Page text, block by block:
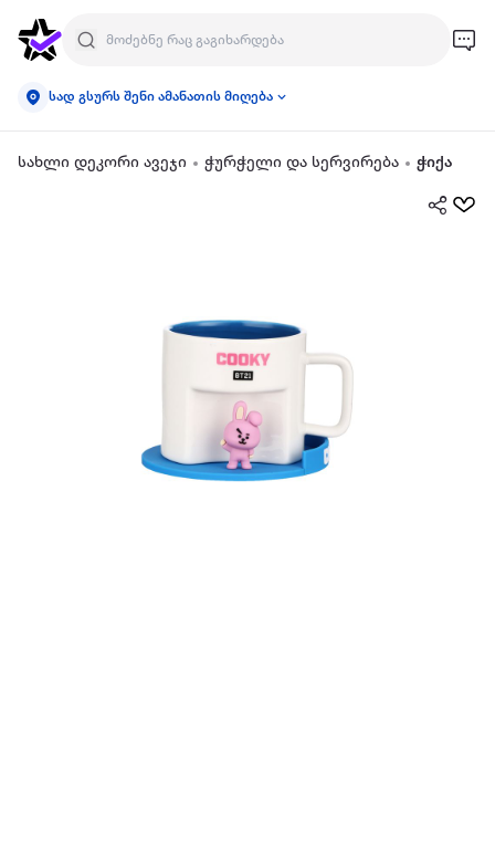
სად გსურს შენი ამანათის მიღება
სახლი დეკორი ავეჯი ჭურჭელი და სერვირება ჭიქა